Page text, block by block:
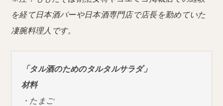
を経て日本酒バーや日本酒専門店で店長を勤めていた
凄腕料理人です。
「タル酒のためのタルタルサラダ」
材料
・たまご